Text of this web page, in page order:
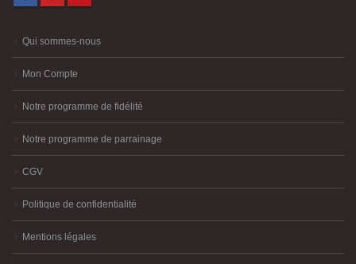
Qui sommes-nous
Mon Compte
Notre programme de fidélité
Notre programme de parrainage
CGV
Politique de confidentialité
Mentions légales